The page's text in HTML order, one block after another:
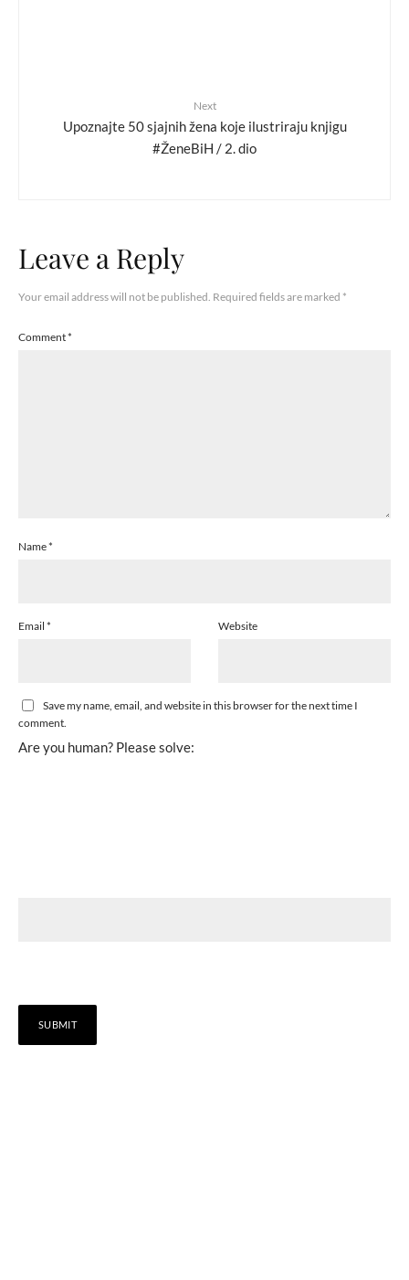
Next
Upoznajte 50 sjajnih žena koje ilustriraju knjigu
#ŽeneBiH / 2. dio
Leave a Reply
Your email address will not be published. Required fields are marked *
Comment*
Name*
Email * Website
Save my name, email, and website in this browser for the next time I
comment.
Are you human? Please solve: